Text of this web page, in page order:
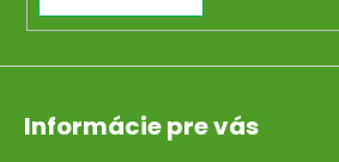
Informácie pre vás